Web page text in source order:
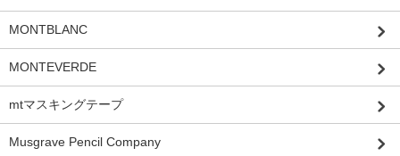
MONTBLANC
MONTEVERDE
mtマスキングテープ
Musgrave Pencil Company